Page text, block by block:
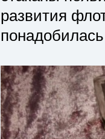
развития